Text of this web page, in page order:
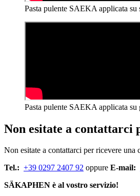
Pasta pulente SAEKA applicata su
Pasta pulente SAEKA applicata
Non esitate a contattarci
Non esitate a contattarci per ricevere
Tel.: +39 0297 2407 92 oppure E-mail:
SÄKAPHEN è al vostro servizio!